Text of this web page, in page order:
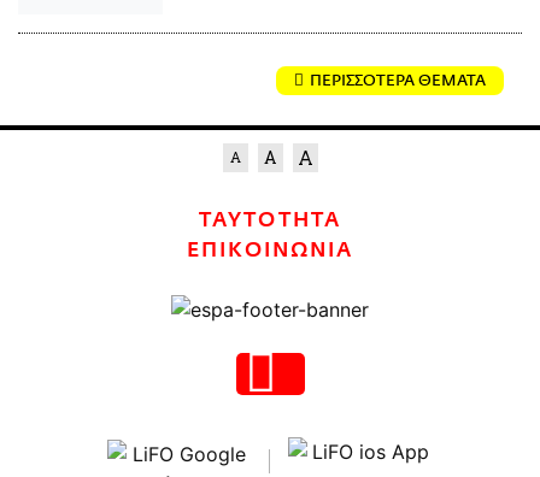
ΠΕΡΙΣΣΟΤΕΡΑ ΘΕΜΑΤΑ
ΤΑΥΤΟΤΗΤΑ
ΕΠΙΚΟΙΝΩΝΙΑ